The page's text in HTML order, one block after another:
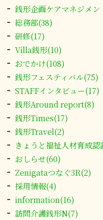
銭形企画ケアマネジメン
総務部(38)
研修(17)
Villa銭形(10)
おでかけ(108)
銭形フェスティバル(75)
STAFFインタビュー(17)
銭形Around report(8)
銭形Times(17)
銭形Travel(2)
きょうと福祉人材育成認
おしらせ(60)
Zenigataつなぐ3R(2)
採用情報(4)
information(16)
訪問介護銭形N(7)